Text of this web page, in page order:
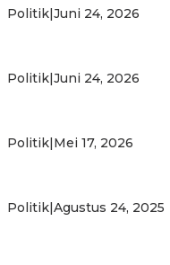
Politik Juni 24, 2026
Politik Juni 24, 2026
Politik Mei 17, 2026
Politik Agustus 24, 2025